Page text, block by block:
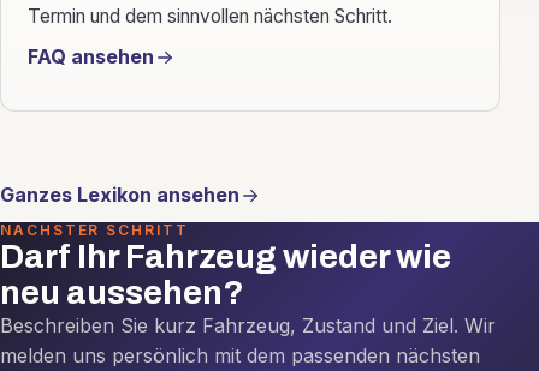
Termin und dem sinnvollen nächsten Schritt.
FAQ ansehen
Ganzes Lexikon ansehen
NÄCHSTER SCHRITT
Darf Ihr Fahrzeug wieder wie
neu aussehen?
Beschreiben Sie kurz Fahrzeug, Zustand und Ziel. Wir
melden uns persönlich mit dem passenden nächsten